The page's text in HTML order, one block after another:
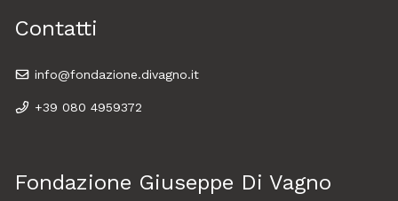
Contatti
info@fondazione.divagno.it
+39 080 4959372
Fondazione Giuseppe Di Vagno